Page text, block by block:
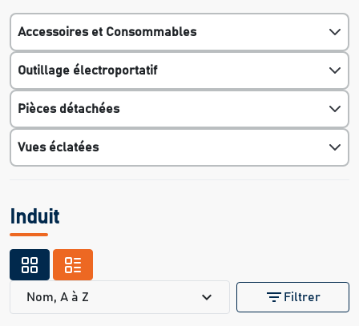
Accessoires et Consommables
Outillage électroportatif
Pièces détachées
Vues éclatées
Induit
Nom, A à Z expand_more filter_list Filtrer